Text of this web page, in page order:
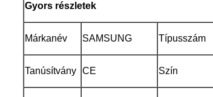
Gyors részletek
Márkanév SAMSUNG Típusszám
Tanúsítvány CE Szín